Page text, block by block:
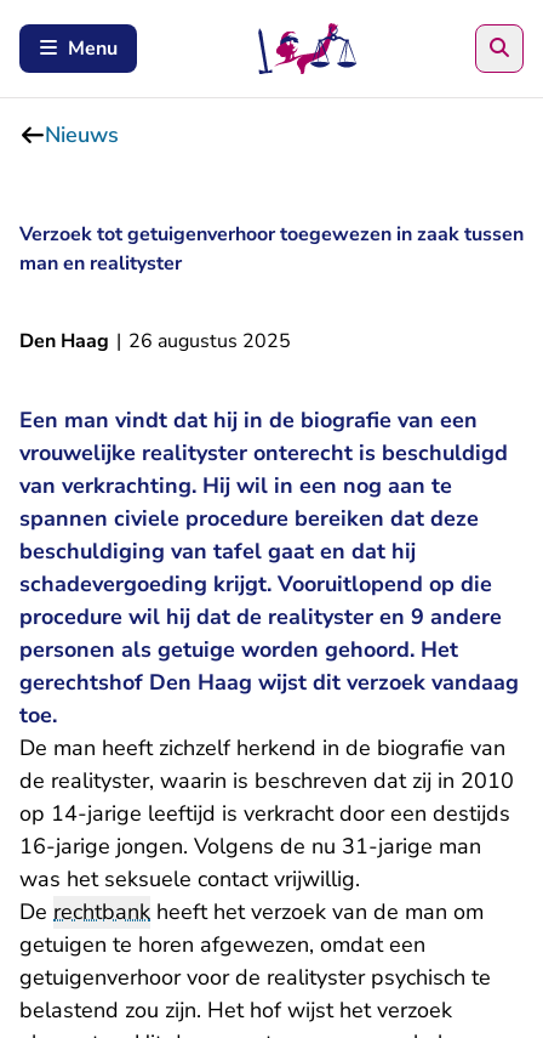
Menu
Nieuws
Verzoek tot getuigenverhoor toegewezen in zaak tussen
man en realityster
Den Haag | 26 augustus 2025
Een man vindt dat hij in de biografie van een
vrouwelijke realityster onterecht is beschuldigd
van verkrachting. Hij wil in een nog aan te
spannen civiele procedure bereiken dat deze
beschuldiging van tafel gaat en dat hij
schadevergoeding krijgt. Vooruitlopend op die
procedure wil hij dat de realityster en 9 andere
personen als getuige worden gehoord. Het
gerechtshof Den Haag wijst dit verzoek vandaag
toe.
De man heeft zichzelf herkend in de biografie van
de realityster, waarin is beschreven dat zij in 2010
op 14-jarige leeftijd is verkracht door een destijds
16-jarige jongen. Volgens de nu 31-jarige man
was het seksuele contact vrijwillig.
De rechtbank heeft het verzoek van de man om
getuigen te horen afgewezen, omdat een
getuigenverhoor voor de realityster psychisch te
belastend zou zijn. Het hof wijst het verzoek